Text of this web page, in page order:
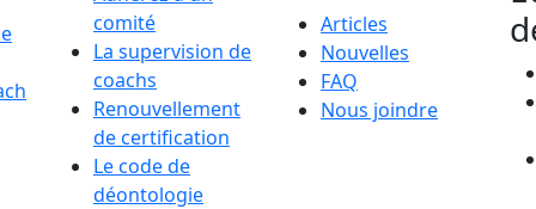
comité
La supervision de
coachs
Renouvellement
de certification
Le code de
déontologie
Articles
Nouvelles
FAQ
Nous joindre